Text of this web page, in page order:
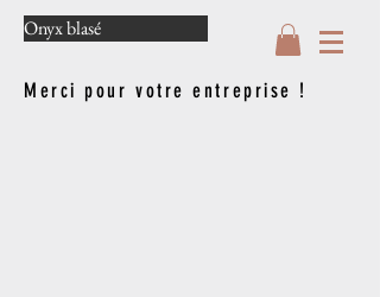
Merci pour votre entreprise !
Onyx blasé